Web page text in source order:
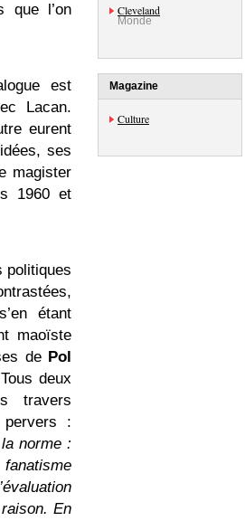
que l’on
est
Lacan.
eurent
ses
magister
1960 et
politiques
étant
maoïste
de Pol
deux
travers
:
norme :
En
Cleveland
Monde
Magazine
Culture